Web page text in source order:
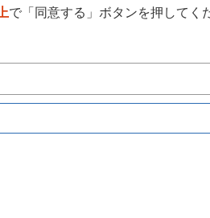
で「同意する」ボタンを押してく